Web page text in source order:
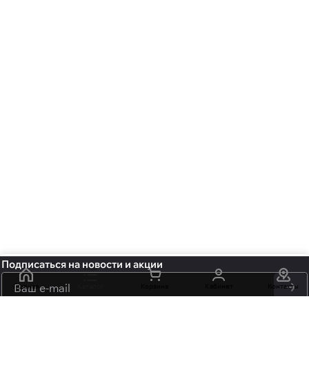
Главная Контакты
Подписаться на новости и акции
конфиденциальности
обработку персональных данных